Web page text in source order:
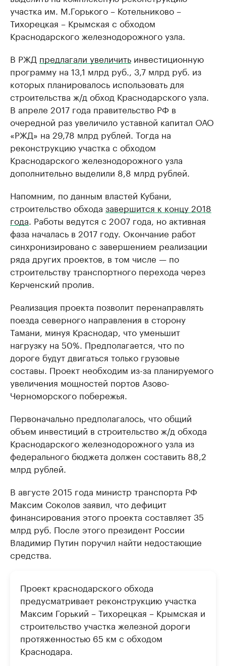
участка им. М.Горького – Котельниково –
Тихорецкая – Крымская с обходом
Краснодарского железнодорожного узла.
В РЖД предлагали увеличить инвестиционную
программу на 13,1 млрд руб., 3,7 млрд руб. из
которых планировалось использовать для
строительства ж/д обход Краснодарского узла.
В апреле 2017 года правительство РФ в
очередной раз увеличило уставной капитал ОАО
«РЖД» на ​29,78 млрд рублей. Тогда на
реконструкцию участка с обходом
Краснодарского железнодорожного узла
дополнительно выделили 8,8 млрд рублей.
Напомним, по данным властей Кубани,
строительство обхода завершится к концу 2018
года. Работы ведутся с 2007 года, но активная
фаза началась в 2017 году. Окончание работ
синхронизировано с завершением реализации
ряда других проектов, в том числе — по
строительству транспортного перехода через
Керченский пролив.
Реализация проекта позволит перенаправлять
поезда северного направления в сторону
Тамани, минуя Краснодар, что уменьшит
нагрузку на 50%. Предполагается, что по
дороге будут двигаться только грузовые
составы. Проект необходим из-за планируемого
увеличения мощностей портов Азово-
Черноморского побережья.
Первоначально предполагалось, что общий
объем инвестиций в строительство ж/д обхода
Краснодарского железнодорожного узла из
федерального бюджета должен составить 88,2
млрд рублей.
В августе 2015 года министр транспорта РФ
Максим Соколов заявил, что дефицит
финансирования этого проекта составляет 35
млрд руб. После этого президент России
Владимир Путин поручил найти недостающие
средства.
Проект краснодарского обхода
предусматривает реконструкцию участка
Максим Горький – Тихорецкая – Крымская и
строительство участка железной дороги
протяженностью 65 км с обходом
Краснодара.